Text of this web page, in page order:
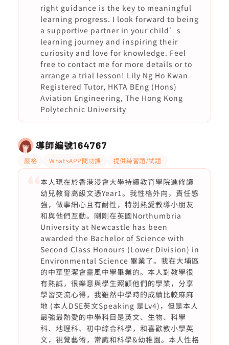
right guidance is the key to meaningful
learning progress. I look forward to being
a supportive partner in your child’s
learning journey and inspiring their
curiosity and love for knowledge. Feel
free to contact me for more details or to
arrange a trial lesson! Lily Ng Ho Kwan
Registered Tutor, HKTA BEng (Hons)
Aviation Engineering, The Hong Kong
Polytechnic University
導師編號164767
嚴格 WhatsAPP問功課 提供練習題/試題
本人現在於香港浸會大學持續教育學院進修讀
幼兒教育高級文憑Year1。我性格外向，責任感
強，做事細心且有耐性，特別熱愛教導小朋友
和與他們互動。剛剛在英國Northumbria
University at Newcastle has been
awarded the Bachelor of Science with
Second Class Honours (Lower Division) in
Environmental Science 畢業了。我在大埔區
的中華聖潔會靈風中學畢業的。本人對教學很
有熱誠，很樂意與學生照顧他們的學業，分享
學習交流心得，我雖然中學時的成績比較麻麻
地 (本人DSE英文Speaking 是Lv4)，但是本人
最強最熱愛的中學科目是英文、生物、科學
科、地理科、初中綜合科學，和喜歡教小學英
文，視覺藝術，常識和科學&幼稚園。本人性格